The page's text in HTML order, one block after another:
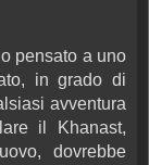
pensato a uno
in grado di
avventura
il Khanast,
dovrebbe